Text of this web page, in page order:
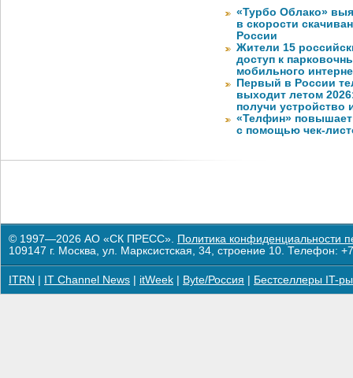
«Турбо Облако»
в скорости
России
Жители 15
доступ к
мобильного
Первый в России
выходит летом
получи устройство
«Телфин» повышает
с помощью чек-
© 1997—2026 АО «СК ПРЕСС». Политика конфиденциальности
109147 г. Москва, ул. Марксистская, 34, строение 10. Телефон:
ITRN IT Channel News itWeek Byte/Россия Бестселлеры IT-